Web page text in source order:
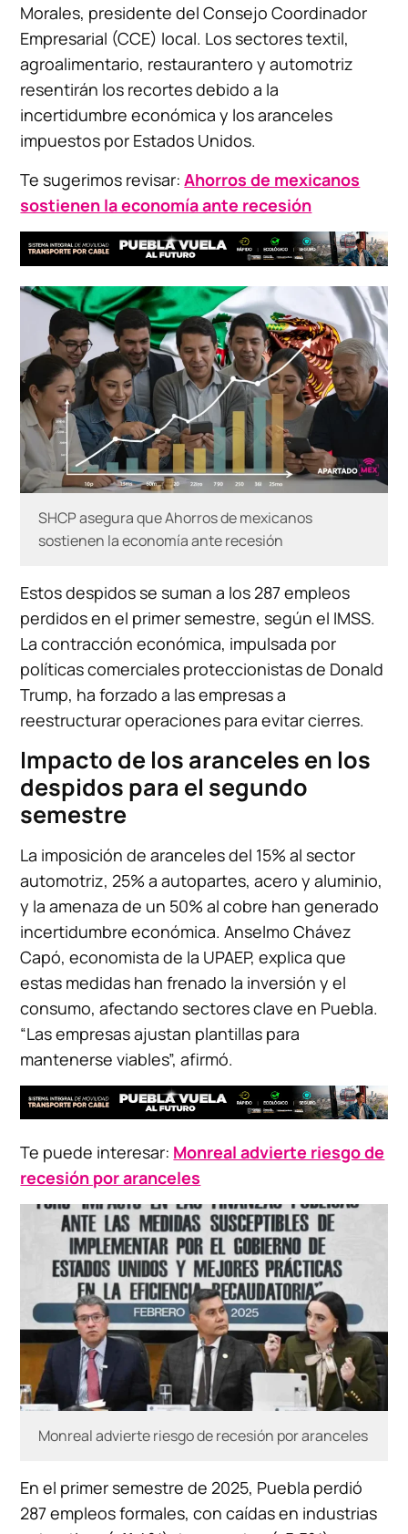
Morales, presidente del Consejo Coordinador
Empresarial (CCE) local. Los sectores textil,
agroalimentario, restaurantero y automotriz
resentirán los recortes debido a la
incertidumbre económica y los aranceles
impuestos por Estados Unidos.
Te sugerimos revisar:Ahorros de mexicanos
sostienen la economía ante recesión
SHCP asegura que Ahorros de mexicanos
sostienen la economía ante recesión
Estos despidos se suman a los 287 empleos
perdidos en el primer semestre, según el IMSS.
La contracción económica, impulsada por
políticas comerciales proteccionistas de Donald
Trump, ha forzado a las empresas a
reestructurar operaciones para evitar cierres.
Impacto de los aranceles en los
despidos para el segundo
semestre
La imposición de aranceles del 15% al sector
automotriz, 25% a autopartes, acero y aluminio,
y la amenaza de un 50% al cobre han generado
incertidumbre económica. Anselmo Chávez
Capó, economista de la UPAEP, explica que
estas medidas han frenado la inversión y el
consumo, afectando sectores clave en Puebla.
“Las empresas ajustan plantillas para
mantenerse viables”, afirmó.
Te puede interesar: Monreal advierte riesgo de
recesión por aranceles
Monreal advierte riesgo de recesión por aranceles
En el primer semestre de 2025, Puebla perdió
287 empleos formales, con caídas en industrias